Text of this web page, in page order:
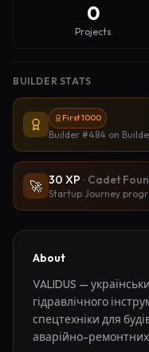
0
Projects
BUILDER STATS
First 1000
Builder #484 on
🚀 30 XP · Cadet
Startup Journey
About
VALIDUS —
гідравлічного
спецтехніки для
аварійно-ремонтних